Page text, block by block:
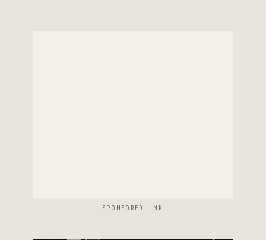
- SPONSORED LINK -